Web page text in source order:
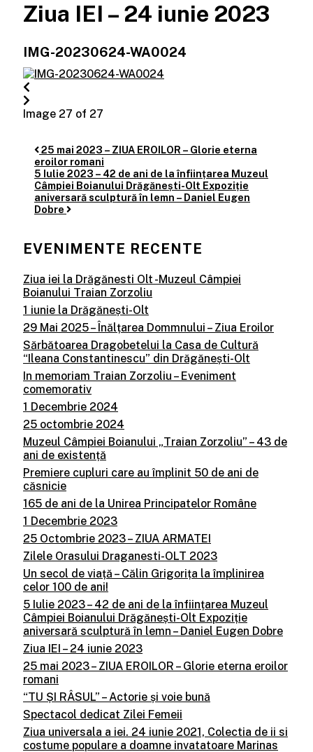
Ziua IEI – 24 iunie 2023
IMG-20230624-WA0024
Image 27 of 27
Post
navigation
25 mai 2023 – ZIUA EROILOR – Glorie eterna
eroilor romani
5 Iulie 2023 – 42 de ani de la înființarea Muzeul
Câmpiei Boianului Drăgănești-Olt Expoziție
aniversară sculptură în lemn – Daniel Eugen
Dobre
EVENIMENTE RECENTE
Ziua iei la Drăgănesti Olt -Muzeul Câmpiei
Boianului Traian Zorzoliu
1 iunie la Drăgănești-Olt
29 Mai 2025 – Înălțarea Dommnului – Ziua Eroilor
Sărbătoarea Dragobetelui la Casa de Cultură
“Ileana Constantinescu” din Drăgănești-Olt
In memoriam Traian Zorzoliu – Eveniment
comemorativ
1 Decembrie 2024
25 octombrie 2024
Muzeul Câmpiei Boianului „Traian Zorzoliu” – 43 de
ani de existență
Premiere cupluri care au împlinit 50 de ani de
căsnicie
165 de ani de la Unirea Principatelor Române
1 Decembrie 2023
25 Octombrie 2023 – ZIUA ARMATEI
Zilele Orasului Draganesti-OLT 2023
Un secol de viață – Călin Grigorița la împlinirea
celor 100 de ani!
5 Iulie 2023 – 42 de ani de la înființarea Muzeul
Câmpiei Boianului Drăgănești-Olt Expoziție
aniversară sculptură în lemn – Daniel Eugen Dobre
Ziua IEI – 24 iunie 2023
25 mai 2023 – ZIUA EROILOR – Glorie eterna eroilor
romani
“TU ȘI RÂSUL” – Actorie și voie bună
Spectacol dedicat Zilei Femeii
Ziua universala a iei. 24 iunie 2021, Colectia de ii si
costume populare a doamne invatatoare Marinas